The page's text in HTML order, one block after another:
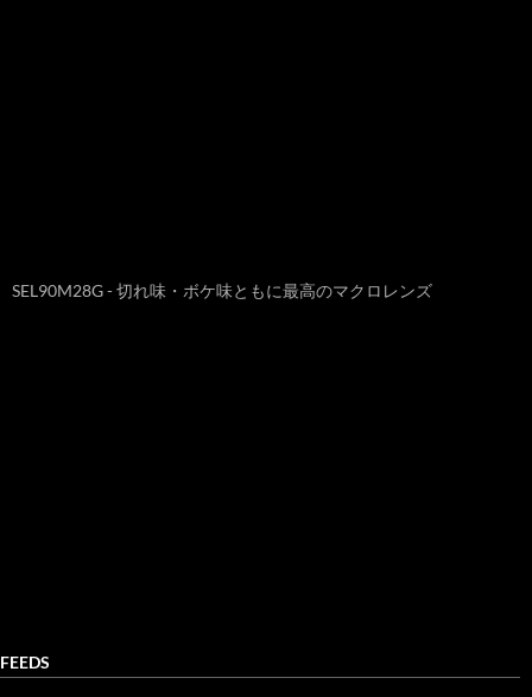
SEL90M28G - 切れ味・ボケ味ともに最高のマクロレンズ
FEEDS